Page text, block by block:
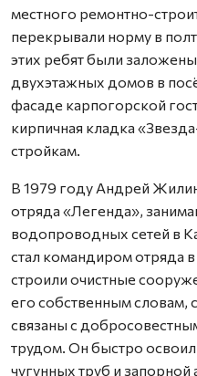
местного ремонтно-
перекрывали норму в
этих ребят были
двухэтажных домов в
фасаде карпогорской
кирпичная кладка
стройкам.
В 1979 году Андрей
отряда «Легенда»,
водопроводных сетей в
стал командиром отряда
строили очистные
его собственным словам,
связаны с
трудом. Он быстро
чугунных труб и